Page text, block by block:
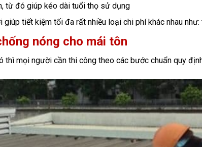
từ đó giúp kéo dài tuổi thọ sử dụng
tiết kiệm tối đa rất nhiều loại chi phí khác nhau như:
nóng cho mái tôn
mọi người cần thi công theo các bước chuẩn quy